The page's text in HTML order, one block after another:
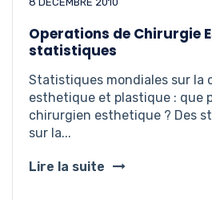
Operations de Chirurgie
statistiques
Statistiques mondiales sur la
esthetique et plastique : que
chirurgien esthetique ? Des
sur la...
Lire la suite